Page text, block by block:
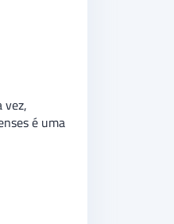
vez,
é uma